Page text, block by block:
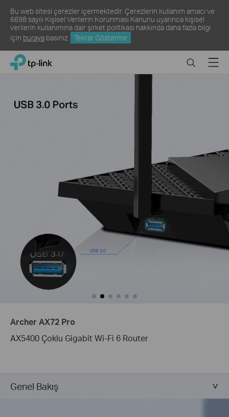
Bu web sitesi çerezler içermektedir. Çerezlerin kullanım amacı ve
6698 sayılı Kişisel Verilerin Korunması Kanunu uyarınca kişisel
verilerin kullanımına dair şirket politikası hakkında daha fazla bilgi
için buraya basınız. Tekrar Gösterme
Click
navigation
TP-Link, Reliably Smart SearchMenu
Archer AX72 Pro
AX5400 Çoklu Gigabit Wi-Fi 6 Router
Genel Bakış